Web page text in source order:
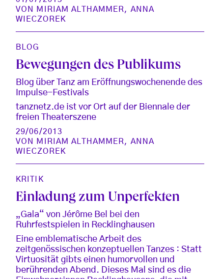
VON MIRIAM ALTHAMMER , ANNA
WIECZOREK
BLOG
Bewegungen des Publikums
Blog über Tanz am Eröffnungswochenende des
Impulse-Festivals
tanznetz.de ist vor Ort auf der Biennale der
freien Theaterszene
29/06/2013
VON MIRIAM ALTHAMMER , ANNA
WIECZOREK
KRITIK
Einladung zum Unperfekten
„Gala“ von Jérôme Bel bei den
Ruhrfestspielen in Recklinghausen
Eine emblematische Arbeit des
zeitgenössischen konzeptuellen Tanzes : Statt
Virtuosität gibts einen humorvollen und
berührenden Abend. Dieses Mal sind es die